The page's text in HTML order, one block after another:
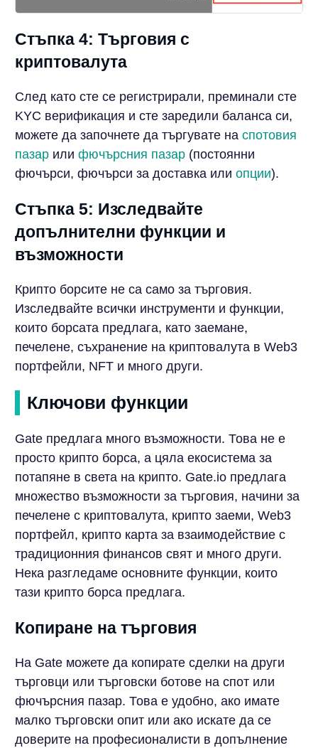
Стъпка 4: Търговия с
криптовалута
След като сте се регистрирали, преминали сте
KYC верификация и сте заредили баланса си,
можете да започнете да търгувате на спотовия
пазарили фючърсния пазар(постоянни
фючърси, фючърси за доставка или опции).
Стъпка 5: Изследвайте
допълнителни функции и
възможности
Крипто борсите не са само за търговия.
Изследвайте всички инструменти и функции,
които борсата предлага, като заемане,
печелене, съхранение на криптовалута в Web3
портфейли, NFT и много други.
Ключови функции
Gate предлага много възможности. Това не е
просто крипто борса, а цяла екосистема за
потапяне в света на крипто. Gate.io предлага
множество възможности за търговия, начини за
печелене с криптовалута, крипто заеми, Web3
портфейл, крипто карта за взаимодействие с
традиционния финансов свят и много други.
Нека разгледаме основните функции, които
тази крипто борса предлага.
Копиране на търговия
На Gate можете да копирате сделки на други
търговци или търговски ботове на спот или
фючърсния пазар. Това е удобно, ако имате
малко търговски опит или ако искате да се
доверите на професионалисти в допълнение